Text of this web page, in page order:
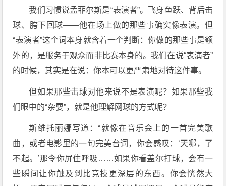
我们习惯说孟菲尔斯是“表演者”。飞身鱼跃、背后击
球、胯下回球——他在场上做的那些事确实像表演。但
“表演者”这个词本身就含着一个判断：你做的那些事是额
外的，是服务于观众而非比赛本身的。我们在说“表演者”
的时候，其实是在说：你本可以更严肃地对待这件事。
但如果那些击球对他来说不是表演呢？如果那些我
们眼中的“杂耍”，就是他理解网球的方式呢？
斯维托丽娜写道：“就像在音乐会上的一首完美歌
曲，或者电影里的一句完美台词，你会感叹：‘天哪，了
不起。’那令你屏住呼吸……如果你看盖尔打球，会有一
些瞬间让你触及到比竞技更深层的东西。你会恍然大